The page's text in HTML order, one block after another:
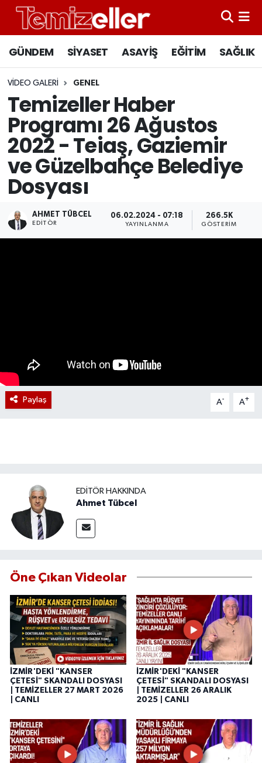
GÜNDEM SİYASET ASAYİŞ EĞİTİM SAĞLIK
VIDEO GALERI GENEL
Temizeller Haber
Programı 26 Ağustos
2022 - Teiaş, Gaziemir
ve Güzelbahçe Belediye
Dosyası
AHMET TÜBCEL
EDITÖR
06.02.2024 - 07:18
YAYINLANMA
266.5K
GÖSTERIM
Paylaş A- A+
EDITÖR HAKKINDA
Ahmet Tübcel
Öne Çıkan Videolar
İZMİR'DEKİ "KANSER
ÇETESİ" SKANDALI DOSYASI
| TEMİZELLER 27 MART 2026
| CANLI
İZMİR'DEKİ "KANSER
ÇETESİ" SKANDALI DOSYASI
| TEMİZELLER 26 ARALIK
2025 | CANLI
CANLI YAYIN
ASAYİŞ
EĞİTİM
SAĞLIK
SİYASET
Hava Durumu
Süper Lig Puan Durumu ve Fikstür
Tüm Manşetler
Son Dakika Haberleri
Haber Arşivi